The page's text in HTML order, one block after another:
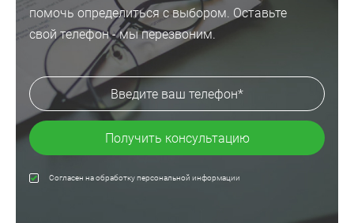
помочь определиться с выбором. Оставьте
свой телефон - мы перезвоним.
Получить консультацию
Согласен на обработку персональной информации